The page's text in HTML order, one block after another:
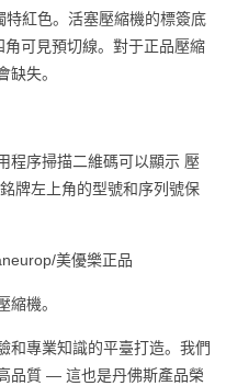
紅色。活塞壓縮機的標簽底
可見預切線。對于正品壓縮
失。
程序掃描二維碼可以顯示 壓
牌左上角的型號和序列號保
美優樂正品
縮機。
和專業知識的平臺打造。我們
品質 — 這也是丹佛斯產品榮